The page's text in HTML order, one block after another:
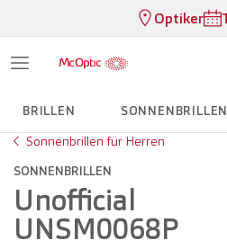
Optiker
BRILLEN SONNENBRILLEN
Sonnenbrillen für Herren
SONNENBRILLEN
Unofficial
UNSM0068P